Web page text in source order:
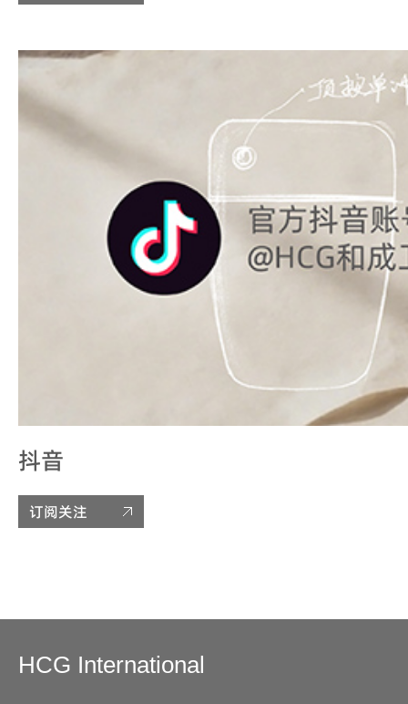
抖音
订阅关注
HCG International